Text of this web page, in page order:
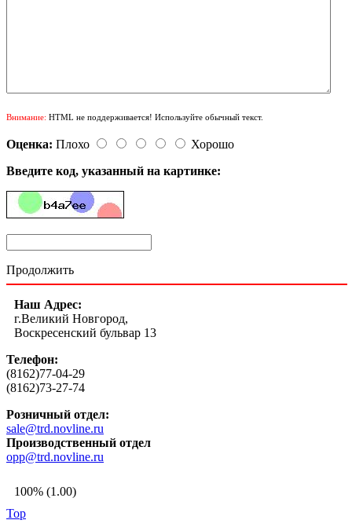
Внимание: HTML не поддерживается! Используйте обычный текст.
Оценка: Плохо
Хорошо
Введите код, указанный на картинке:
Продолжить
Наш Адрес:
г.Великий Новгород,
Воскресенский бульвар 13
Телефон:
(8162)77-04-29
(8162)73-27-74
Розничный отдел:
sale@trd.novline.ru
Производственный отдел
opp@trd.novline.ru
100% (1.00)
Top